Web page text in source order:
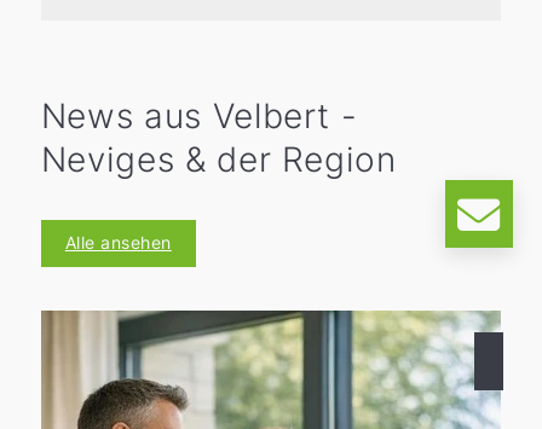
News aus Velbert -
Neviges & der Region
Alle ansehen